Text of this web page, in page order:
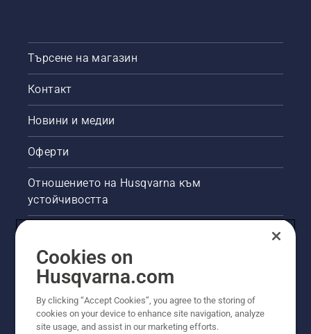
Търсене на магазин
Контакт
Новини и медии
Оферти
Отношението на Husqvarna към
устойчивостта
Други сайтове на Husqvarna
Cookies on
Husqvarna.com
By clicking “Accept Cookies”, you agree to the storing of
cookies on your device to enhance site navigation, analyze
site usage, and assist in our marketing efforts.